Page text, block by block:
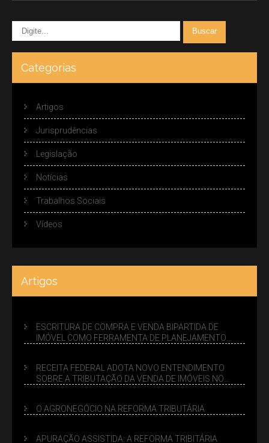
Categorias
Artigos
Jurisprudências
Legislação
Notícias
Trabalhos Sociais
Vídeos
Artigos
ESCRITURA DE COMPRA E VENDA BIPARTIDA DE
IMÓVEL COMO FERRAMENTA DE PLANEJAMENTO
RECEITA FEDERAL ADOTA NOVO ENTENDIMENTO
SOBRE A TRIBUTAÇÃO DA VENDA DE IMÓVEIS NO
O AGRONEGÓCIO NA REFORMA TRIBUTÁRIA
APURAÇÃO ASSISTIDA: A REFORMA TRIBITÁRIA